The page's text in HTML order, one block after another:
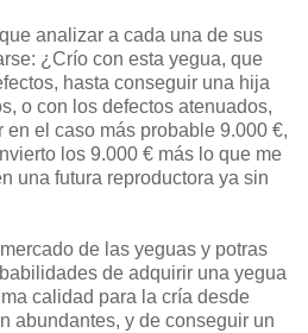
analizar a cada una de sus
¿Crío con esta yegua, que
hasta conseguir una hija
o con los defectos atenuados,
en el caso más probable 9.000 €,
los 9.000 € más lo que me
una futura reproductora ya sin
de las yeguas y potras
de adquirir una yegua
calidad para la cría desde
abundantes, y de conseguir un